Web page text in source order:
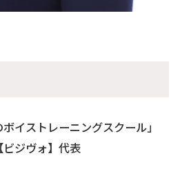
イストレーニングスクール」
ビジヴォ】代表